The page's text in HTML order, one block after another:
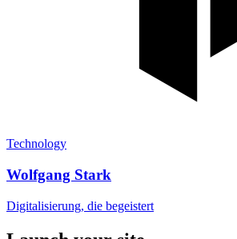
Technology
Wolfgang Stark
Digitalisierung, die begeistert